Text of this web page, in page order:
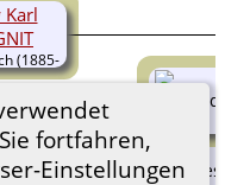
fortfahren,
Einstellungen
Karl
(1885-